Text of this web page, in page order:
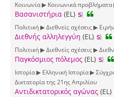
Κοινωνία ▶ Κοινωνικά
Βασανιστήρια (EL)
Πολιτική ▶ Διεθνείς σχέσεις ▶
Διεθνής αλληλεγγύη (EL)
Πολιτική ▶ Διεθνείς σχέσεις ▶
Παγκόσμιος πόλεμος (EL)
Ιστορία ▶ Ελληνική Ιστορία ▶
Δικτατορία της 21ης Απριλίου
Αντιδικτατορικός αγώνας (EL)